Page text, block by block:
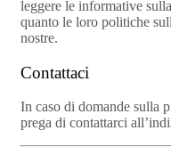
leggere le informative
quanto le loro politiche
nostre.
Contattaci
In caso di domande sulla
prega di contattarci